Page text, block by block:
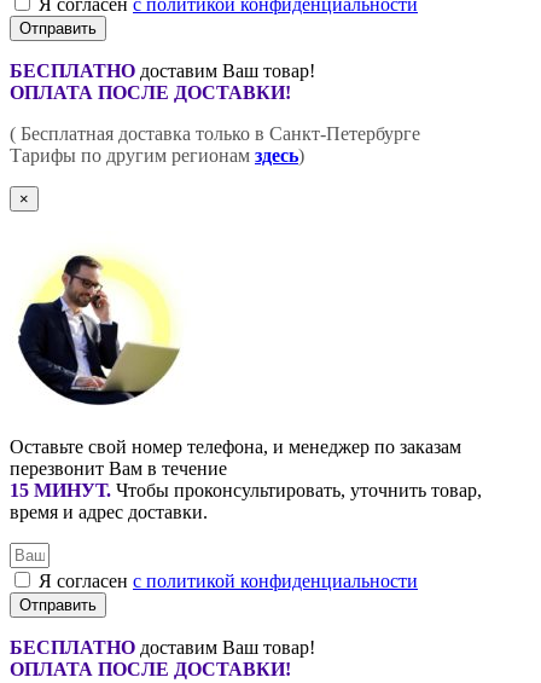
Я согласен с политикой конфиденциальности
Отправить
БЕСПЛАТНО доставим Ваш товар!
ОПЛАТА ПОСЛЕ ДОСТАВКИ!
( Бесплатная доставка только в Санкт-Петербурге
Тарифы по другим регионам здесь)
×
Оставьте свой номер телефона, и менеджер по заказам
перезвонит Вам в течение
15 МИНУТ. Чтобы проконсультировать, уточнить товар,
время и адрес доставки.
Я согласен с политикой конфиденциальности
Отправить
БЕСПЛАТНО доставим Ваш товар!
ОПЛАТА ПОСЛЕ ДОСТАВКИ!